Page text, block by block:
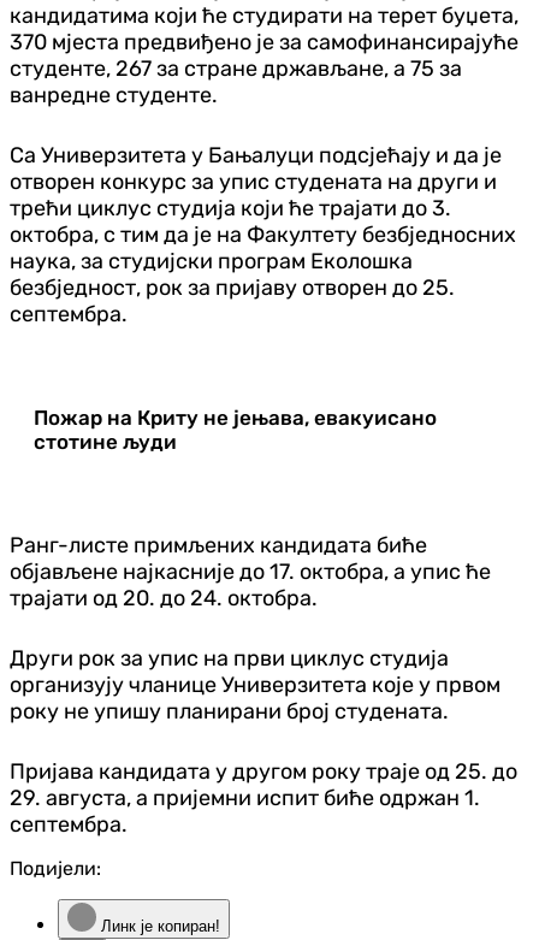
кандидатима који ће студирати на терет буџета,
370 мјеста предвиђено је за самофинансирајуће
студенте, 267 за стране држављане, а 75 за
ванредне студенте.
Са Универзитета у Бањалуци подсјећају и да је
отворен конкурс за упис студената на други и
трећи циклус студија који ће трајати до 3.
октобра, с тим да је на Факултету безбједносних
наука, за студијски програм Еколошка
безбједност, рок за пријаву отворен до 25.
септембра.
Пожар на Криту не јењава, евакуисано
стотине људи
Ранг-листе примљених кандидата биће
објављене најкасније до 17. октобра, а упис ће
трајати од 20. до 24. октобра.
Други рок за упис на први циклус студија
организују чланице Универзитета које у првом
року не упишу планирани број студената.
Пријава кандидата у другом року траје од 25. до
29. августа, а пријемни испит биће одржан 1.
септембра.
Подијели:
Линк је копиран!